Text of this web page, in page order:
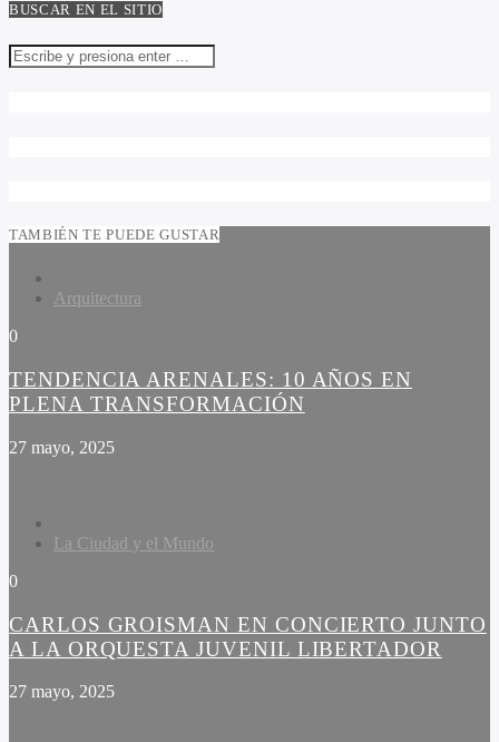
BUSCAR EN EL SITIO
TAMBIÉN TE PUEDE GUSTAR
Arquitectura
0
TENDENCIA ARENALES: 10 AÑOS EN
PLENA TRANSFORMACIÓN
27 mayo, 2025
La Ciudad y el Mundo
0
CARLOS GROISMAN EN CONCIERTO JUNTO
A LA ORQUESTA JUVENIL LIBERTADOR
27 mayo, 2025